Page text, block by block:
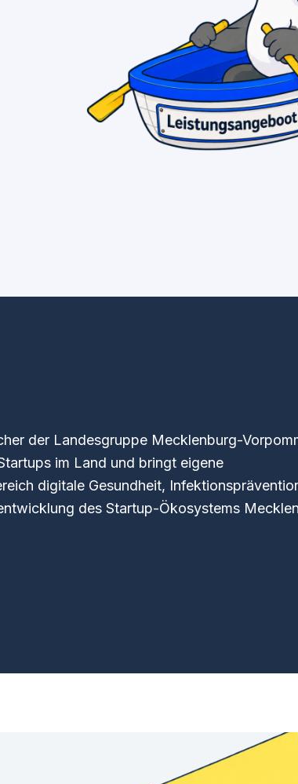
der Landesgruppe Mecklenburg-
im Land und bringt eigene
digitale Gesundheit,
des Startup-Ökosystems